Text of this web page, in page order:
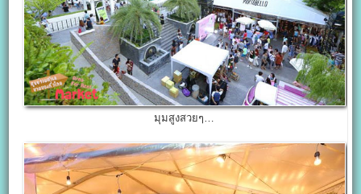
มุมสูงสวยๆ…